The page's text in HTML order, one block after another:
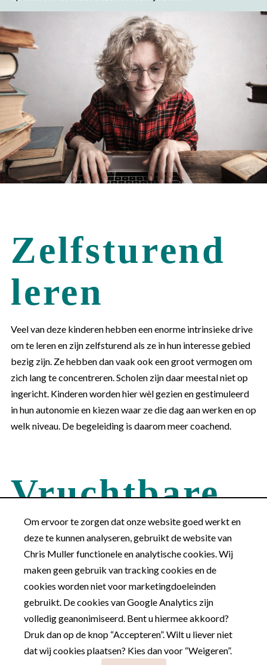
Zelfsturend
leren
Veel van deze kinderen hebben een enorme intrinsieke drive
om te leren en zijn zelfsturend als ze in hun interesse gebied
bezig zijn. Ze hebben dan vaak ook een groot vermogen om
zich lang te concentreren. Scholen zijn daar meestal niet op
ingericht. Kinderen worden hier wèl gezien en gestimuleerd
in hun autonomie en kiezen waar ze die dag aan werken en op
welk niveau. De begeleiding is daarom meer coachend.
Vruchtbare
bodem
De setting biedt dus spelenderwijs een vruchtbare bodem
om allerlei nieuwe vaardigheden te ontwikkelen en het geluk
en zelfvertrouwen te vergroten. Deze plusklassen voor
(vermoedelijk) (uitzonderlijk) hoogbegaafde kinderen die
graag zelfsturend en autonoom leren, sluiten aan bij hun
interesses, hun intrinsieke motivatie en drive om autonoom
Om ervoor te zorgen dat onze website goed werkt en
deze te kunnen analyseren, gebruikt de website van
Chris Muller functionele en analytische cookies. Wij
maken geen gebruik van tracking cookies en de
cookies worden niet voor marketingdoeleinden
gebruikt. De cookies van Google Analytics zijn
volledig geanonimiseerd. Bent u hiermee akkoord?
Druk dan op de knop “Accepteren”. Wilt u liever niet
dat wij cookies plaatsen? Kies dan voor “Weigeren”.